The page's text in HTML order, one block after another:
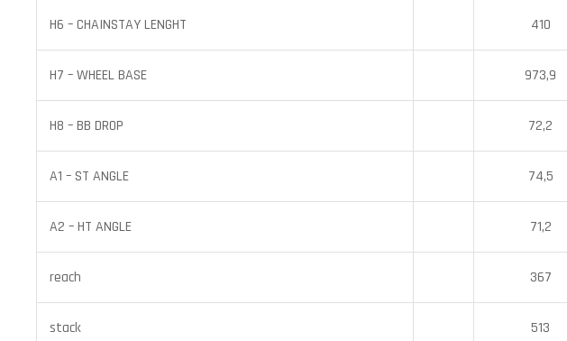
H6 – CHAINSTAY LENGHT 410
H7 – WHEEL BASE 973,9
H8 – BB DROP 72,2
A1 – ST ANGLE 74,5
A2 – HT ANGLE 71,2
reach 367
stack 513